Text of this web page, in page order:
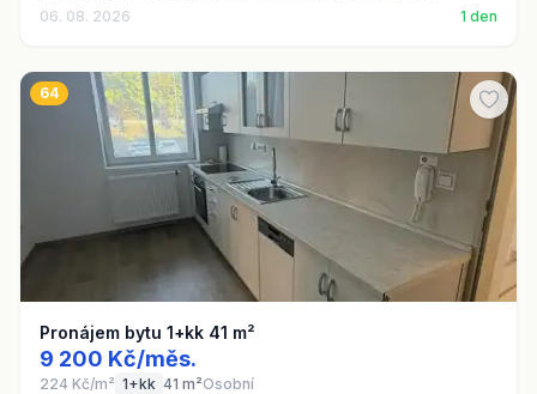
06. 08. 2026
1 den
64
Pronájem bytu 1+kk 41 m²
9 200 Kč/měs.
224 Kč/m² 1+kk 41 m²Osobní